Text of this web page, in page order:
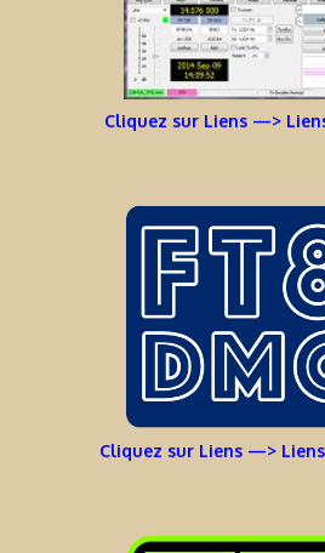
Cliquez sur Liens —> Liens
Cliquez sur Liens —>